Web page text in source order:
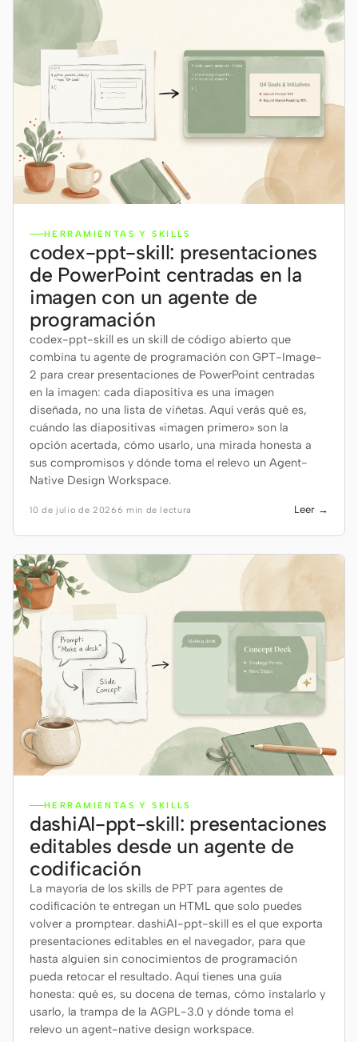
HERRAMIENTAS Y SKILLS
codex-ppt-skill: presentaciones
de PowerPoint centradas en la
imagen con un agente de
programación
codex-ppt-skill es un skill de código abierto que
combina tu agente de programación con GPT-Image-
2 para crear presentaciones de PowerPoint centradas
en la imagen: cada diapositiva es una imagen
diseñada, no una lista de viñetas. Aquí verás qué es,
cuándo las diapositivas «imagen primero» son la
opción acertada, cómo usarlo, una mirada honesta a
sus compromisos y dónde toma el relevo un Agent-
Native Design Workspace.
10 de julio de 20266 min de lectura Leer →
HERRAMIENTAS Y SKILLS
dashiAI-ppt-skill: presentaciones
editables desde un agente de
codificación
La mayoría de los skills de PPT para agentes de
codificación te entregan un HTML que solo puedes
volver a promptear. dashiAI-ppt-skill es el que exporta
presentaciones editables en el navegador, para que
hasta alguien sin conocimientos de programación
pueda retocar el resultado. Aquí tienes una guía
honesta: qué es, su docena de temas, cómo instalarlo y
usarlo, la trampa de la AGPL-3.0 y dónde toma el
relevo un agent-native design workspace.